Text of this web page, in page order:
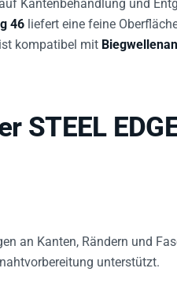
46 liefert eine feine
kompatibel mit
STEEL
an Kanten, Rändern und
unterstützt.